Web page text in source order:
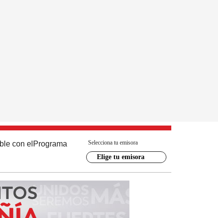
con el Programa Selecciona tu emisora
Elige tu emisora